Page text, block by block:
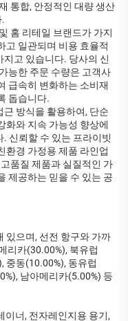
통합, 안정적인 대량 생산
홈 리테일 브랜드가 가지
고 일관되며 비용 효율적
고 있습니다. 당사의 신
능한 주문 수량은 고객사
급속히 변화하는 소비재
돕습니다.
방식을 활용하여, 단순
화와 지속 가능성 향상에
신뢰할 수 있는 프라이빗
환경 가정용 제품 라인업
품질 제품과 실질적인 가
제공하는 믿을 수 있는 공
있으며, 선전 항구와 가까
리카(30.00%), 북유럽
중동(10.00%), 동유럽
남아메리카(5.00%) 등
이너, 전자레인지용 용기,